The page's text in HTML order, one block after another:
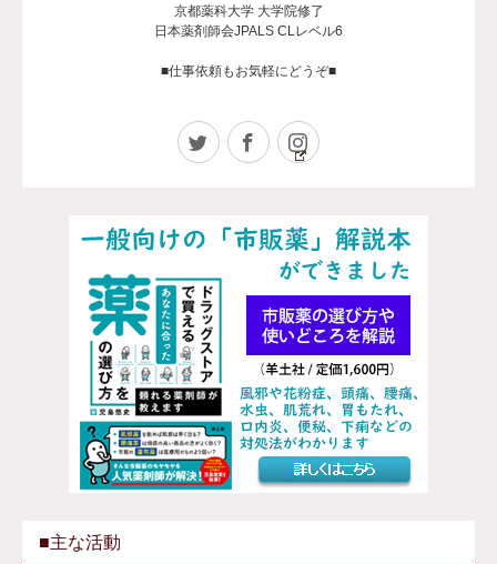
京都薬科大学 大学院修了
日本薬剤師会JPALS CLレベル6
■仕事依頼もお気軽にどうぞ■
Twitter Facebook
■主な活動